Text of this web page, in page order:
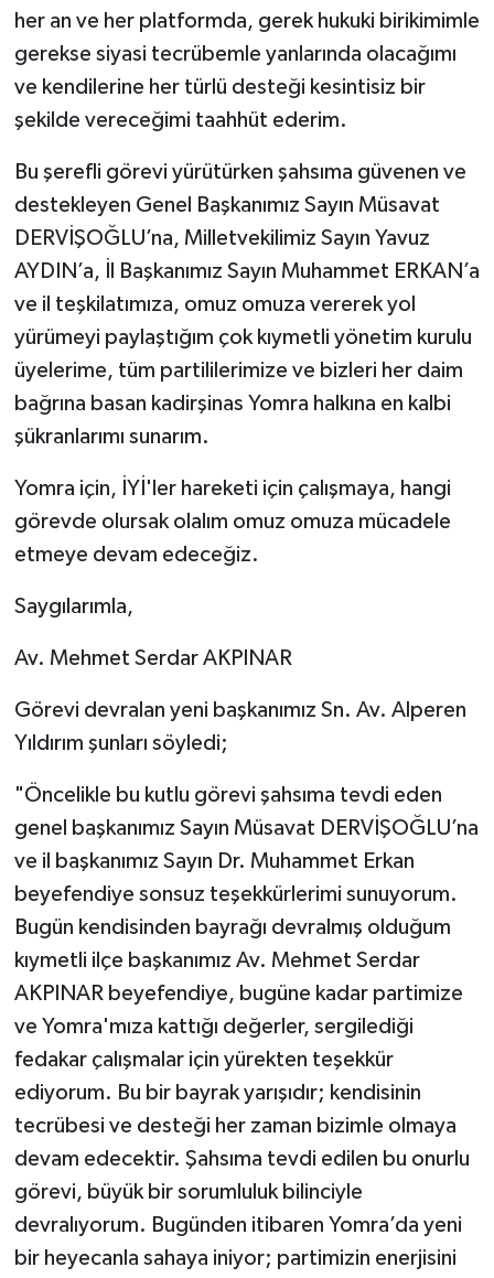
her an ve her platformda, gerek hukuki birikimimle
gerekse siyasi tecrübemle yanlarında olacağımı
ve kendilerine her türlü desteği kesintisiz bir
şekilde vereceğimi taahhüt ederim.
Bu şerefli görevi yürütürken şahsıma güvenen ve
destekleyen Genel Başkanımız Sayın Müsavat
DERVİŞOĞLU’na, Milletvekilimiz Sayın Yavuz
AYDIN’a, İl Başkanımız Sayın Muhammet ERKAN’a
ve il teşkilatımıza, omuz omuza vererek yol
yürümeyi paylaştığım çok kıymetli yönetim kurulu
üyelerime, tüm partililerimize ve bizleri her daim
bağrına basan kadirşinas Yomra halkına en kalbi
şükranlarımı sunarım.
Yomra için, İYİ'ler hareketi için çalışmaya, hangi
görevde olursak olalım omuz omuza mücadele
etmeye devam edeceğiz.
Saygılarımla,
Av. Mehmet Serdar AKPINAR
Görevi devralan yeni başkanımız Sn. Av. Alperen
Yıldırım şunları söyledi;
"Öncelikle bu kutlu görevi şahsıma tevdi eden
genel başkanımız Sayın Müsavat DERVİŞOĞLU’na
ve il başkanımız Sayın Dr. Muhammet Erkan
beyefendiye sonsuz teşekkürlerimi sunuyorum.
Bugün kendisinden bayrağı devralmış olduğum
kıymetli ilçe başkanımız Av. Mehmet Serdar
AKPINAR beyefendiye, bugüne kadar partimize
ve Yomra'mıza kattığı değerler, sergilediği
fedakar çalışmalar için yürekten teşekkür
ediyorum. Bu bir bayrak yarışıdır; kendisinin
tecrübesi ve desteği her zaman bizimle olmaya
devam edecektir. Şahsıma tevdi edilen bu onurlu
görevi, büyük bir sorumluluk bilinciyle
devralıyorum. Bugünden itibaren Yomra’da yeni
bir heyecanla sahaya iniyor; partimizin enerjisini